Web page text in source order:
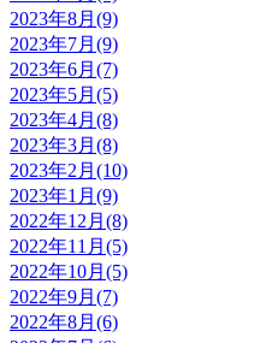
2023年8月(9)
2023年7月(9)
2023年6月(7)
2023年5月(5)
2023年4月(8)
2023年3月(8)
2023年2月(10)
2023年1月(9)
2022年12月(8)
2022年11月(5)
2022年10月(5)
2022年9月(7)
2022年8月(6)